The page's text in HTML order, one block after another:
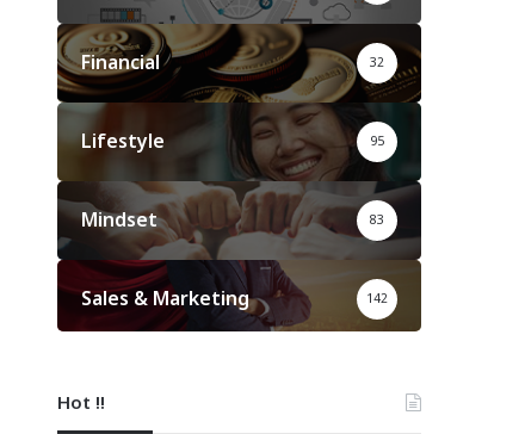
Financial 32
Lifestyle 95
Mindset 83
Sales & Marketing 142
Hot !!